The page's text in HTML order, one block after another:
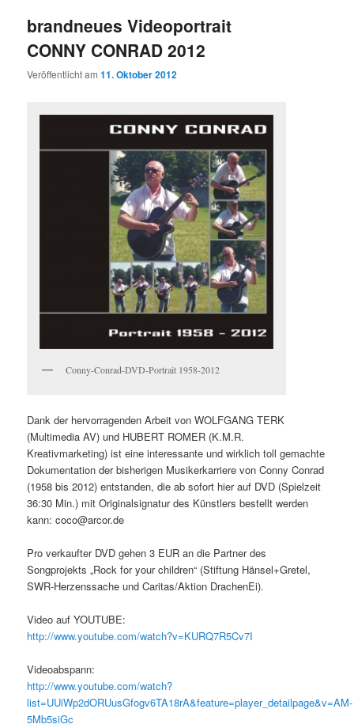
brandneues Videoportrait
CONNY CONRAD 2012
Veröffentlicht am11. Oktober 2012
Conny-Conrad-DVD-Portrait 1958-2012
Dank der hervorragenden Arbeit von WOLFGANG TERK
(Multimedia AV) und HUBERT ROMER (K.M.R.
Kreativmarketing) ist eine interessante und wirklich toll gemachte
Dokumentation der bisherigen Musikerkarriere von Conny Conrad
(1958 bis 2012) entstanden, die ab sofort hier auf DVD (Spielzeit
36:30 Min.) mit Originalsignatur des Künstlers bestellt werden
kann: coco@arcor.de
Pro verkaufter DVD gehen 3 EUR an die Partner des
Songprojekts „Rock for your children“ (Stiftung Hänsel+Gretel,
SWR-Herzenssache und Caritas/Aktion DrachenEi).
Video auf YOUTUBE:
http://www.youtube.com/watch?v=KURQ7R5Cv7I
Videoabspann:
http://www.youtube.com/watch?
list=UUiWp2dORUusGfogv6TA18rA&feature=player_detailpage&v=AM-
5Mb5siGc